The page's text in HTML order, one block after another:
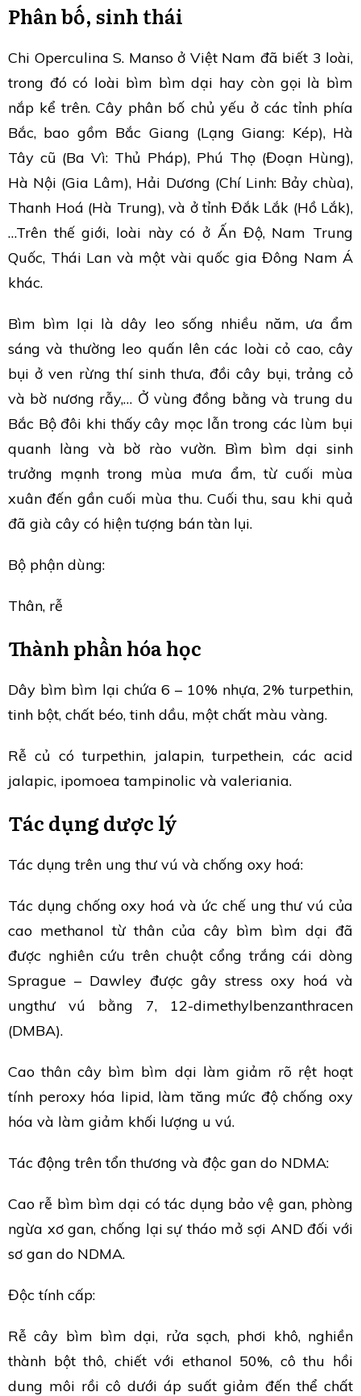
Phân bố, sinh thái
Chi Operculina S. Manso ở Việt Nam đã biết 3 loài,
trong đó có loài bìm bìm dại hay còn gọi là bìm
nắp kể trên. Cây phân bố chủ yếu ở các tỉnh phía
Bắc, bao gồm Bắc Giang (Lạng Giang: Kép), Hà
Tây cũ (Ba Vì: Thủ Pháp), Phú Thọ (Đoạn Hùng),
Hà Nội (Gia Lâm), Hải Dương (Chí Linh: Bảy chùa),
Thanh Hoá (Hà Trung), và ở tỉnh Đắk Lắk (Hồ Lắk),
…Trên thế giới, loài này có ở Ấn Độ, Nam Trung
Quốc, Thái Lan và một vài quốc gia Đông Nam Á
khác.
Bìm bìm lại là dây leo sống nhiều năm, ưa ẩm
sáng và thường leo quấn lên các loài cỏ cao, cây
bụi ở ven rừng thí sinh thưa, đồi cây bụi, trảng cỏ
và bờ nương rẫy,… Ở vùng đồng bằng và trung du
Bắc Bộ đôi khi thấy cây mọc lẫn trong các lùm bụi
quanh làng và bờ rào vườn. Bìm bìm dại sinh
trưởng mạnh trong mùa mưa ẩm, từ cuối mùa
xuân đến gần cuối mùa thu. Cuối thu, sau khi quả
đã già cây có hiện tượng bán tàn lụi.
Bộ phận dùng:
Thân, rễ
Thành phần hóa học
Dây bìm bìm lại chứa 6 – 10% nhựa, 2% turpethin,
tinh bột, chất béo, tinh dầu, một chất màu vàng.
Rễ củ có turpethin, jalapin, turpethein, các acid
jalapic, ipomoea tampinolic và valeriania.
Tác dụng dược lý
Tác dụng trên ung thư vú và chống oxy hoá:
Tác dụng chống oxy hoá và ức chế ung thư vú của
cao methanol từ thân của cây bìm bìm dại đã
được nghiên cứu trên chuột cổng trắng cái dòng
Sprague – Dawley được gây stress oxy hoá và
ungthư vú bằng 7, 12-dimethylbenzanthracen
(DMBA).
Cao thân cây bìm bìm dại làm giảm rõ rệt hoạt
tính peroxy hóa lipid, làm tăng mức độ chống oxy
hóa và làm giảm khối lượng u vú.
Tác động trên tổn thương và độc gan do NDMA:
Cao rễ bìm bìm dại có tác dụng bảo vệ gan, phòng
ngừa xơ gan, chống lại sự tháo mở sợi AND đối với
sơ gan do NDMA.
Độc tính cấp:
Rễ cây bìm bìm dại, rửa sạch, phơi khô, nghiền
thành bột thô, chiết với ethanol 50%, cô thu hồi
dung môi rồi cô dưới áp suất giảm đến thể chất